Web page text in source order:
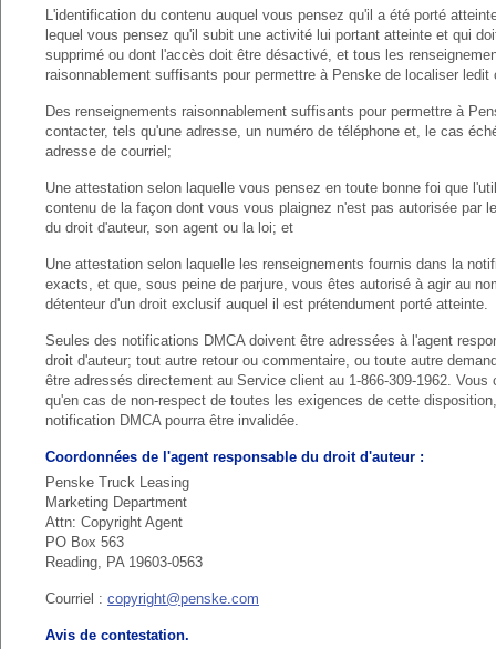
L'identification du contenu auquel vous pensez qu'il a été porté
lequel vous pensez qu'il subit une activité lui portant atteinte et qui
supprimé ou dont l'accès doit être désactivé, et tous les
raisonnablement suffisants pour permettre à Penske de localiser ledit
Des renseignements raisonnablement suffisants pour permettre à
contacter, tels qu'une adresse, un numéro de téléphone et, le cas
adresse de courriel;
Une attestation selon laquelle vous pensez en toute bonne foi que
contenu de la façon dont vous vous plaignez n'est pas autorisée par
du droit d'auteur, son agent ou la loi; et
Une attestation selon laquelle les renseignements fournis dans la
exacts, et que, sous peine de parjure, vous êtes autorisé à agir au
détenteur d'un droit exclusif auquel il est prétendument porté atteinte.
Seules des notifications DMCA doivent être adressées à l'agent
droit d'auteur; tout autre retour ou commentaire, ou toute autre
être adressés directement au Service client au 1-866-309-1962. Vous
qu'en cas de non-respect de toutes les exigences de cette
notification DMCA pourra être invalidée.
Coordonnées de l'agent responsable du droit d'auteur :
Penske Truck Leasing
Marketing Department
Attn: Copyright Agent
PO Box 563
Reading, PA 19603-0563
Courriel : copyright@penske.com
Avis de contestation.